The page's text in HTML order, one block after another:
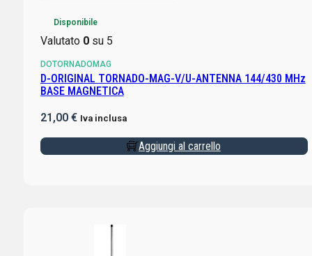
Disponibile
Valutato 0su 5
DOTORNADOMAG
D-ORIGINAL TORNADO-MAG-V/U-ANTENNA 144/430 MHz
BASE MAGNETICA
21,00 € Iva inclusa
Aggiungi al carrello